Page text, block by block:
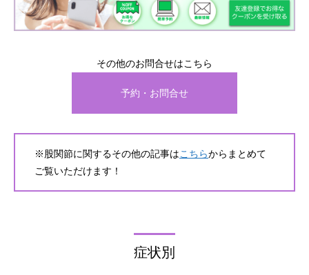
その他のお問合せはこちら
予約・お問合せ
※股関節に関するその他の記事はこちらからまとめて
ご覧いただけます！
症状別